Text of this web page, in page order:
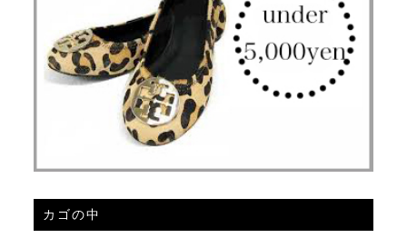
これからも良い商品をお届けできるよう頑張って参り
ます。
またのご利用をお待ち申し上げます。
2018年12月18日
Christmas SALEおすすめ商品
Christmas SALEでおすすめ商品をいくつかご紹介致
します。
2018年12月16日
カゴの中